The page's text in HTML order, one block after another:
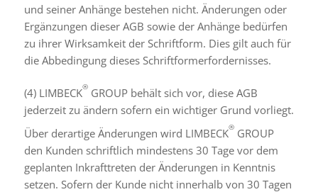
und seiner Anhänge bestehen nicht. Änderungen oder
Ergänzungen dieser AGB sowie der Anhänge bedürfen
zu ihrer Wirksamkeit der Schriftform. Dies gilt auch für
die Abbedingung dieses Schriftformerfordernisses.
(4) LIMBECK®GROUP behält sich vor, diese AGB
jederzeit zu ändern sofern ein wichtiger Grund vorliegt.
Über derartige Änderungen wird LIMBECK®GROUP
den Kunden schriftlich mindestens 30 Tage vor dem
geplanten Inkrafttreten der Änderungen in Kenntnis
setzen. Sofern der Kunde nicht innerhalb von 30 Tagen